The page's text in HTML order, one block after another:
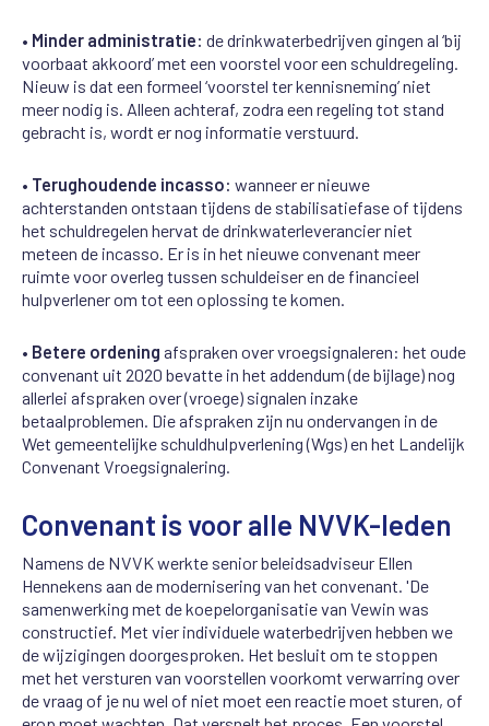
• Minder administratie: de drinkwaterbedrijven gingen al ‘bij
voorbaat akkoord’ met een voorstel voor een schuldregeling.
Nieuw is dat een formeel ‘voorstel ter kennisneming’ niet
meer nodig is. Alleen achteraf, zodra een regeling tot stand
gebracht is, wordt er nog informatie verstuurd.
• Terughoudende incasso: wanneer er nieuwe
achterstanden ontstaan tijdens de stabilisatiefase of tijdens
het schuldregelen hervat de drinkwaterleverancier niet
meteen de incasso. Er is in het nieuwe convenant meer
ruimte voor overleg tussen schuldeiser en de financieel
hulpverlener om tot een oplossing te komen.
• Betere ordening afspraken over vroegsignaleren: het oude
convenant uit 2020 bevatte in het addendum (de bijlage) nog
allerlei afspraken over (vroege) signalen inzake
betaalproblemen. Die afspraken zijn nu ondervangen in de
Wet gemeentelijke schuldhulpverlening (Wgs) en het Landelijk
Convenant Vroegsignalering.
Convenant is voor alle NVVK-leden
Namens de NVVK werkte senior beleidsadviseur Ellen
Hennekens aan de modernisering van het convenant. 'De
samenwerking met de koepelorganisatie van Vewin was
constructief. Met vier individuele waterbedrijven hebben we
de wijzigingen doorgesproken. Het besluit om te stoppen
met het versturen van voorstellen voorkomt verwarring over
de vraag of je nu wel of niet moet een reactie moet sturen, of